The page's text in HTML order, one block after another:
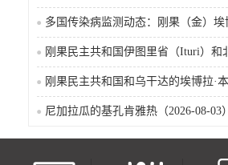
尼加拉瓜的基孔肯雅热（2026-08-03）